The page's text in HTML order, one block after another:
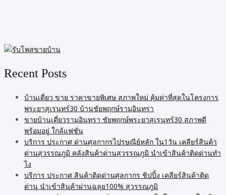
Recent Posts
บ้านเดี่ยว ขาย ราคาขายพิเศษ สภาพใหม่ คุ้มค่าที่สุดในโครงการ
พระยาสุเรนทร์30 บ้านชัยพฤกษ์รามอินทรา
ขายบ้านเดี่ยวรามอินทรา ชัยพฤกษ์พระยาสุเรนทร์30 สภาพดี
พร้อมอยู่ ใกล้แฟชั่น
บริการ ประกาศ ด่านศุลกากรไปรษณีย์หลัก ใน1วัน เคลียร์สินค้า
ด่านสุวรรณภูมิ คลังสินค้าด่านสุวรรณภูมิ นำเข้าสินค้าติดด่านทำ
ไง
บริการ ประกาศ สินค้าติดด่านศุลกากร ชิปปิ้ง เคลียร์สินค้าติด
ด่าน นำเข้าสินค้าผ่านฉลุย100% สุวรรณภูมิ